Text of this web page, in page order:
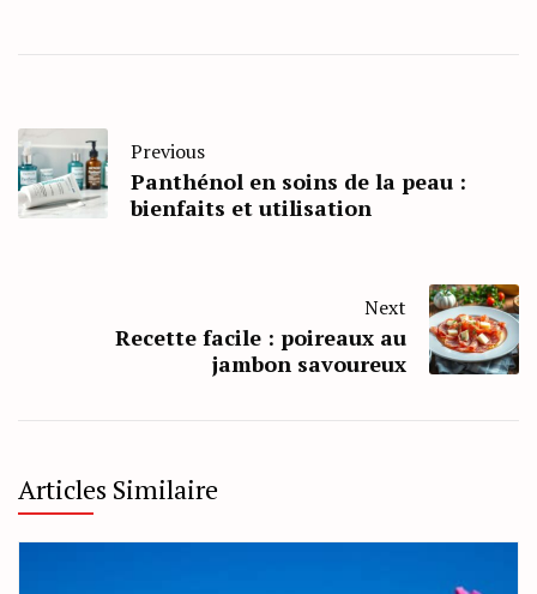
Previous
Panthénol en soins de la peau :
bienfaits et utilisation
Next
Recette facile : poireaux au
jambon savoureux
Articles Similaire